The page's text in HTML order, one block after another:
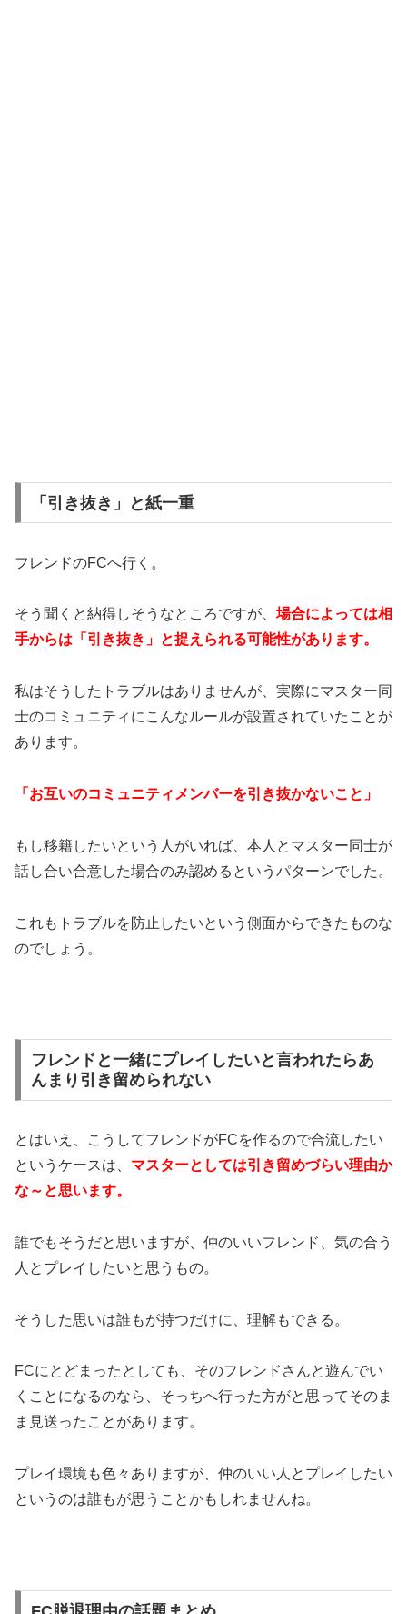
「引き抜き」と紙一重
フレンドのFCへ行く。
そう聞くと納得しそうなところですが、 場合によっては相
手からは「引き抜き」と捉えられる可能性があります。
私はそうしたトラブルはありませんが、実際にマスター同
士のコミュニティにこんなルールが設置されていたことが
あります。
「お互いのコミュニティメンバーを引き抜かないこと」
もし移籍したいという人がいれば、本人とマスター同士が
話し合い合意した場合のみ認めるというパターンでした。
これもトラブルを防止したいという側面からできたものな
のでしょう。
フレンドと一緒にプレイしたいと言われたらあ
んまり引き留められない
とはいえ、こうしてフレンドがFCを作るので合流したい
というケースは、 マスターとしては引き留めづらい理由か
な～と思います。
誰でもそうだと思いますが、仲のいいフレンド、気の合う
人とプレイしたいと思うもの。
そうした思いは誰もが持つだけに、理解もできる。
FCにとどまったとしても、そのフレンドさんと遊んでい
くことになるのなら、そっちへ行った方がと思ってそのま
ま見送ったことがあります。
プレイ環境も色々ありますが、仲のいい人とプレイしたい
というのは誰もが思うことかもしれませんね。